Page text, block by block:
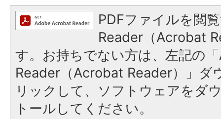
PDFファイルを閲
Reader（Acrobat
す。お持ちでない方は、左記の
Reader（Acrobat Reader）」ダ
リックして、ソフトウェアをダ
トールしてください。